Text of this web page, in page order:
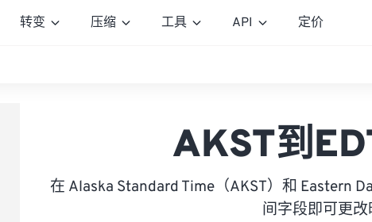
转变 压缩 工具 API 定价
AKST到
在 Alaska Standard Time（AKST）和 Eastern
间字段即可更改